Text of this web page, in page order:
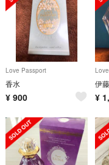
Love Passport
香水
¥ 900 ¥